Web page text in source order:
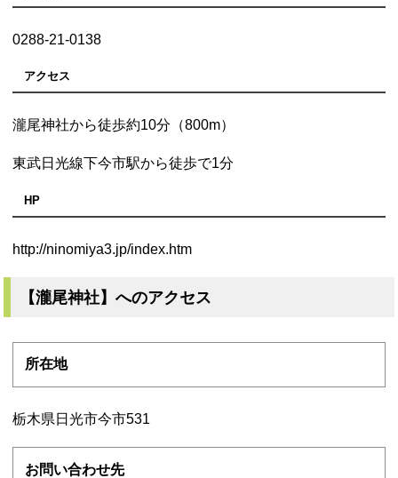
0288-21-0138
アクセス
瀧尾神社から徒歩約10分（800m）
東武日光線下今市駅から徒歩で1分
HP
http://ninomiya3.jp/index.htm
【瀧尾神社】へのアクセス
所在地
栃木県日光市今市531
お問い合わせ先